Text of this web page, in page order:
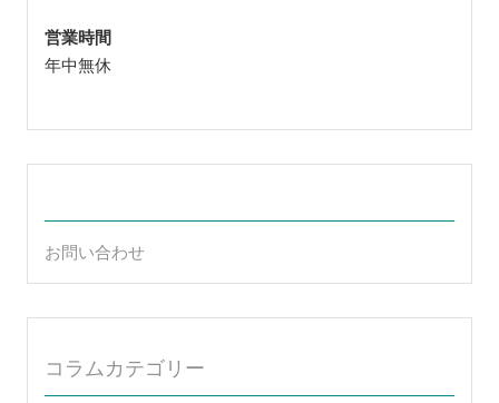
営業時間
年中無休
お問い合わせ
コラムカテゴリー